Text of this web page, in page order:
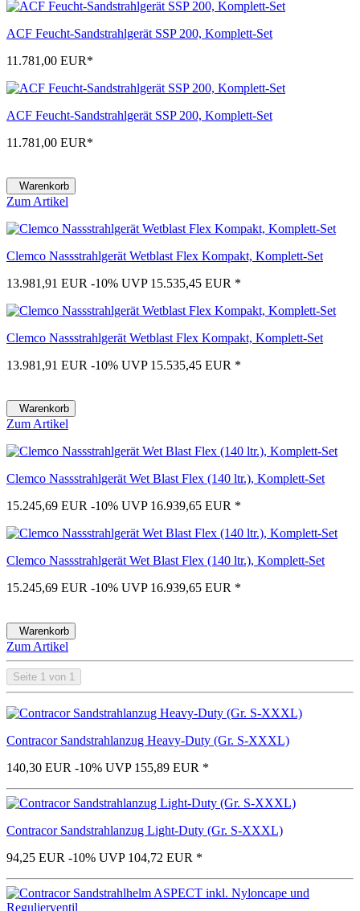
ACF Feucht-Sandstrahlgerät SSP 200, Komplett-Set
11.781,00 EUR*
ACF Feucht-Sandstrahlgerät SSP 200, Komplett-Set
11.781,00 EUR*
Warenkorb
Zum Artikel
Clemco Nassstrahlgerät Wetblast Flex Kompakt, Komplett-Set
13.981,91 EUR -10% UVP 15.535,45 EUR *
Clemco Nassstrahlgerät Wetblast Flex Kompakt, Komplett-Set
13.981,91 EUR -10% UVP 15.535,45 EUR *
Warenkorb
Zum Artikel
Clemco Nassstrahlgerät Wet Blast Flex (140 ltr.), Komplett-Set
15.245,69 EUR -10% UVP 16.939,65 EUR *
Clemco Nassstrahlgerät Wet Blast Flex (140 ltr.), Komplett-Set
15.245,69 EUR -10% UVP 16.939,65 EUR *
Warenkorb
Zum Artikel
Seite 1 von 1
Contracor Sandstrahlanzug Heavy-Duty (Gr. S-XXXL)
140,30 EUR -10% UVP 155,89 EUR *
Contracor Sandstrahlanzug Light-Duty (Gr. S-XXXL)
94,25 EUR -10% UVP 104,72 EUR *